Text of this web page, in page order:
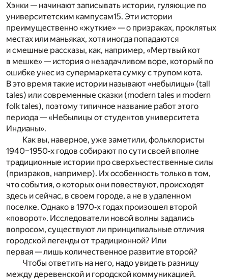
Хэнки — начинают записывать истории, гуляющие по
университетским кампусам15. Эти истории
преимущественно «жуткие» — о призраках, проклятых
местах или маньяках, хотя иногда попадаются
и смешные рассказы, как, например, «Мертвый кот
в мешке» — история о незадачливом воре, который по
ошибке унес из супермаркета сумку с трупом кота.
В это время такие истории называют «небылицы» (tall
tales) или современные сказки (modern tales и modern
folk tales), поэтому типичное название работ этого
периода — «Небылицы от студентов университета
Индианы».
Как вы, наверное, уже заметили, фольклористы
1940–1950‐х годов собирают по сути своей вполне
традиционные истории про сверхъестественные силы
(призраков, например). Их особенность только в том,
что события, о которых они повествуют, происходят
здесь и сейчас, в своем городе, а не в удаленном
поселке. Однако в 1970‐х годах произошел второй
«поворот». Исследователи новой волны задались
вопросом, существуют ли принципиальные отличия
городской легенды от традиционной? Или
первая — лишь количественное развитие второй?
Чтобы ответить на него, надо увидеть разницу
между деревенской и городской коммуникацией.